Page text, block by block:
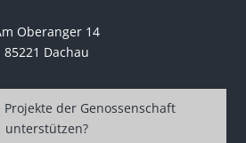
Oberanger 14
85221 Dachau
der Genossenschaft
unterstützen?